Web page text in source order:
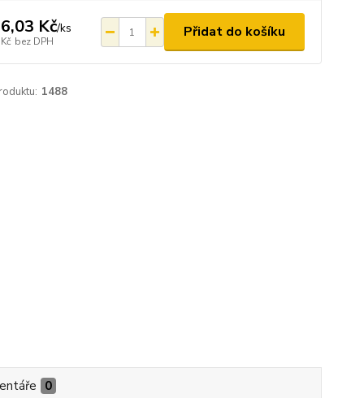
Kč/ks
bez DPH
Přidat do košíku
1488
0